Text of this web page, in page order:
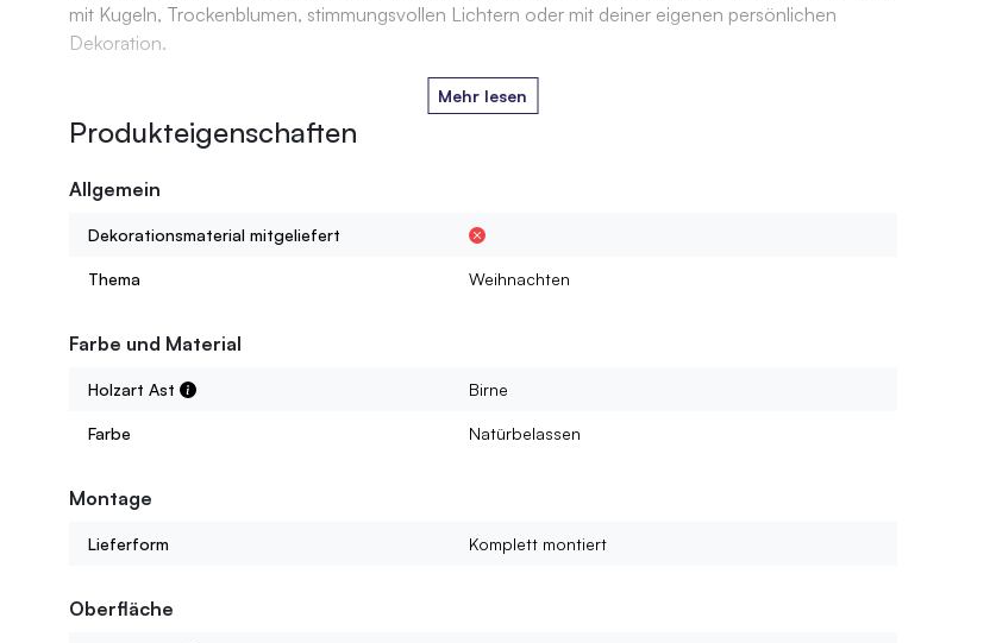
mit Kugeln, Trockenblumen, stimmungsvollen Lichtern oder mit deiner eigenen persönlichen
Dekoration.
Mehr lesen
Produkteigenschaften
Allgemein
Dekorationsmaterial mitgeliefert
Thema Weihnachten
Farbe und Material
Holzart Ast Birne
Farbe Natürbelassen
Montage
Lieferform Komplett montiert
Oberfläche